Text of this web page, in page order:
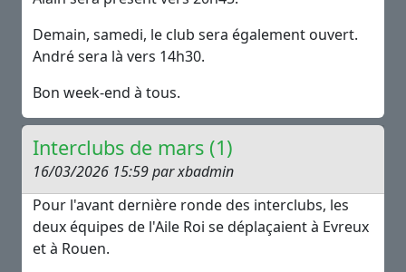
Demain, samedi, le club sera également ouvert.
André sera là vers 14h30.
Bon week-end à tous.
Interclubs de mars (1)
16/03/2026 15:59 par xbadmin
Pour l'avant dernière ronde des interclubs, les
deux équipes de l'Aile Roi se déplaçaient à Evreux
et à Rouen.